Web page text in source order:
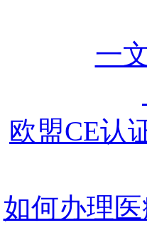
一
欧盟CE认
如何办理